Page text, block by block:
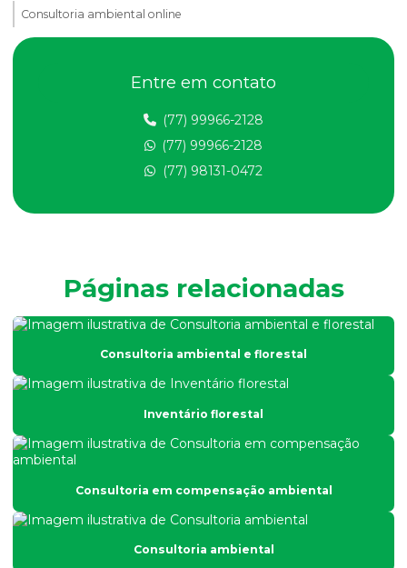
Consultoria ambiental online
Consultoria ambiental serviços
Consultoria e assessoria ambiental
Consultoria para asv e manejo ambiental
Consultoria em compensação ambiental
Consultoria em educação ambiental
Consultoria em educação ambiental na bahia
Consultoria empresarial ambiental
Consultoria em gestão ambiental em vitória da conquista
Consultoria para gestão de condicionantes
Consultoria para gestão de condicionantes na bahia
Entre em contato
(77) 99966-2128
(77) 99966-2128
(77) 98131-0472
Páginas relacionadas
Consultoria ambiental e florestal
Inventário florestal
Consultoria em compensação ambiental
Consultoria ambiental